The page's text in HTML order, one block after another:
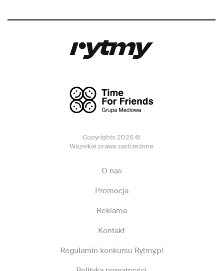
Copyrights 2026 ©
Wszelkie prawa zastrzeżone
O nas
Promocja
Reklama
Kontakt
Regulamin konkursu Rytmy.pl